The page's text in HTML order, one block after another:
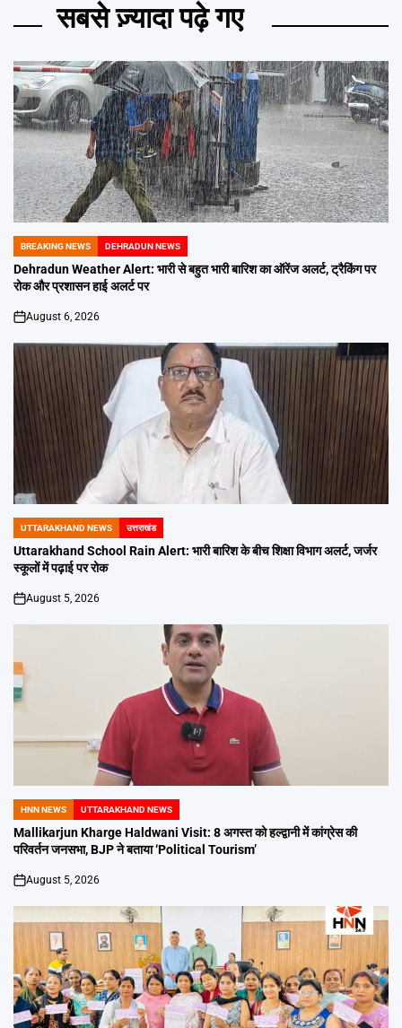
सबसे ज़्यादा पढ़े गए
POSTED
IN
BREAKING NEWS DEHRADUN NEWS
Dehradun Weather Alert: भारी से बहुत भारी बारिश का ऑरेंज अलर्ट, ट्रैकिंग पर
रोक और प्रशासन हाई अलर्ट पर
on
August 6, 2026
POSTED
IN
UTTARAKHAND NEWS उत्तराखंड
Uttarakhand School Rain Alert: भारी बारिश के बीच शिक्षा विभाग अलर्ट, जर्जर
स्कूलों में पढ़ाई पर रोक
on
August 5, 2026
POSTED
IN
HNN NEWS UTTARAKHAND NEWS
Mallikarjun Kharge Haldwani Visit: 8 अगस्त को हल्द्वानी में कांग्रेस की
परिवर्तन जनसभा, BJP ने बताया ‘Political Tourism’
on
August 5, 2026